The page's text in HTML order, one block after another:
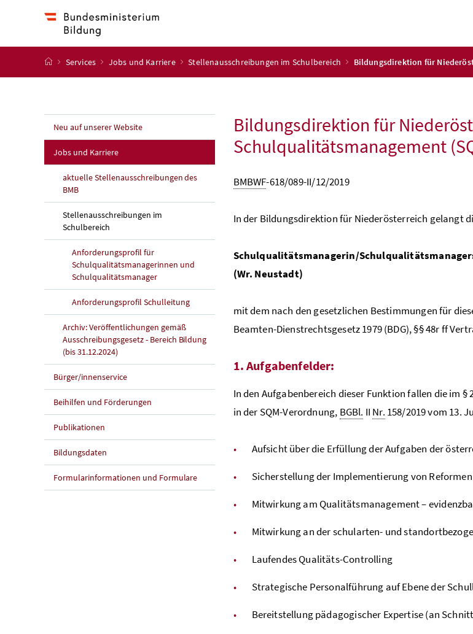
Startseite
Services Jobs und Karriere Stellenausschreibungen im Schulbereich Bildungsdirektion für
Neu auf unserer Website
Jobs und Karriere
aktuelle Stellenausschreibungen des
BMB
Stellenausschreibungen im
Schulbereich
Anforderungsprofil für
Schulqualitätsmanagerinnen und
Schulqualitätsmanager
Anforderungsprofil Schulleitung
Archiv: Veröffentlichungen gemäß
Ausschreibungsgesetz - Bereich Bildung
(bis 31.12.2024)
Bürger/innenservice
Beihilfen und Förderungen
Publikationen
Bildungsdaten
Formularinformationen und Formulare
Bildungsdirektion für
Schulqualitätsmanagement
BMBWF-618/089-II/12/2019
In der Bildungsdirektion für Niederösterreich gelangt
Schulqualitätsmanagerin/
(Wr. Neustadt)
mit dem nach den gesetzlichen Bestimmungen für
Beamten-Dienstrechtsgesetz 1979 (BDG), §§ 48r ff
1. Aufgabenfelder:
In den Aufgabenbereich dieser Funktion fallen die im §
in der SQM-Verordnung, BGBl. II Nr. 158/2019 vom 13.
Aufsicht über die Erfüllung der Aufgaben der
Sicherstellung der Implementierung von
Mitwirkung am Qualitätsmanagement –
Mitwirkung an der schularten- und
Laufendes Qualitäts-Controlling
Strategische Personalführung auf Ebene der
Bereitstellung pädagogischer Expertise (an